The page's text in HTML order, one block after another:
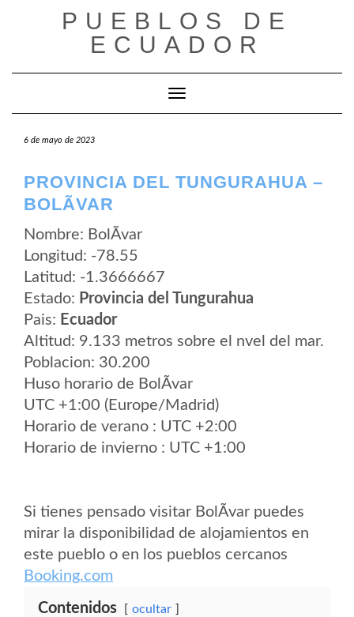
PUEBLOS DE
ECUADOR
Cambiar modo de navegación
6 de mayo de 2023
PROVINCIA DEL TUNGURAHUA –
BOLÃ­VAR
Nombre: BolÃ­var
Longitud: -78.55
Latitud: -1.3666667
Estado: Provincia del Tungurahua
Pais: Ecuador
Altitud: 9.133 metros sobre el nvel del mar.
Poblacion: 30.200
Huso horario de BolÃ­var
UTC +1:00 (Europe/Madrid)
Horario de verano : UTC +2:00
Horario de invierno : UTC +1:00
Si tienes pensado visitar BolÃ­var puedes
mirar la disponibilidad de alojamientos en
este pueblo o en los pueblos cercanos
Booking.com
Contenidos ocultar